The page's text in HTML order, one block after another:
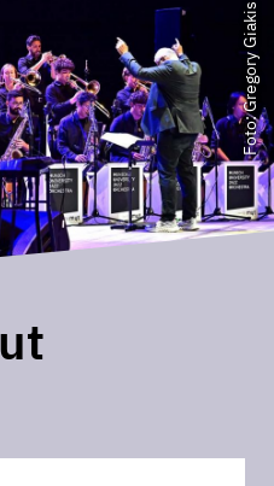
Foto: Gregory Giakis